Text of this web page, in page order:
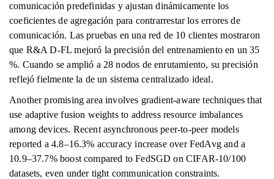
comunicación predefinidas y ajustan dinámicamente los
coeficientes de agregación para contrarrestar los errores de
comunicación. Las pruebas en una red de 10 clientes mostraron
que R&A D-FL mejoró la precisión del entrenamiento en un 35
%. Cuando se amplió a 28 nodos de enrutamiento, su precisión
reflejó fielmente la de un sistema centralizado ideal.
Another promising area involves gradient-aware techniques that
use adaptive fusion weights to address resource imbalances
among devices. Recent asynchronous peer-to-peer models
reported a 4.8–16.3% accuracy increase over FedAvg and a
10.9–37.7% boost compared to FedSGD on CIFAR-10/100
datasets, even under tight communication constraints.